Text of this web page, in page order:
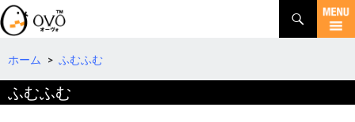
検
索
コ
テ
へ
ホーム > ふむふむ
ふむふむ